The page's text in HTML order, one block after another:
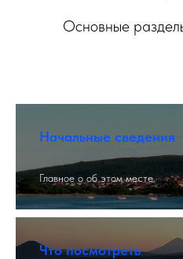
Основные
Начальные сведения
Главное о об этом месте
Что посмотреть